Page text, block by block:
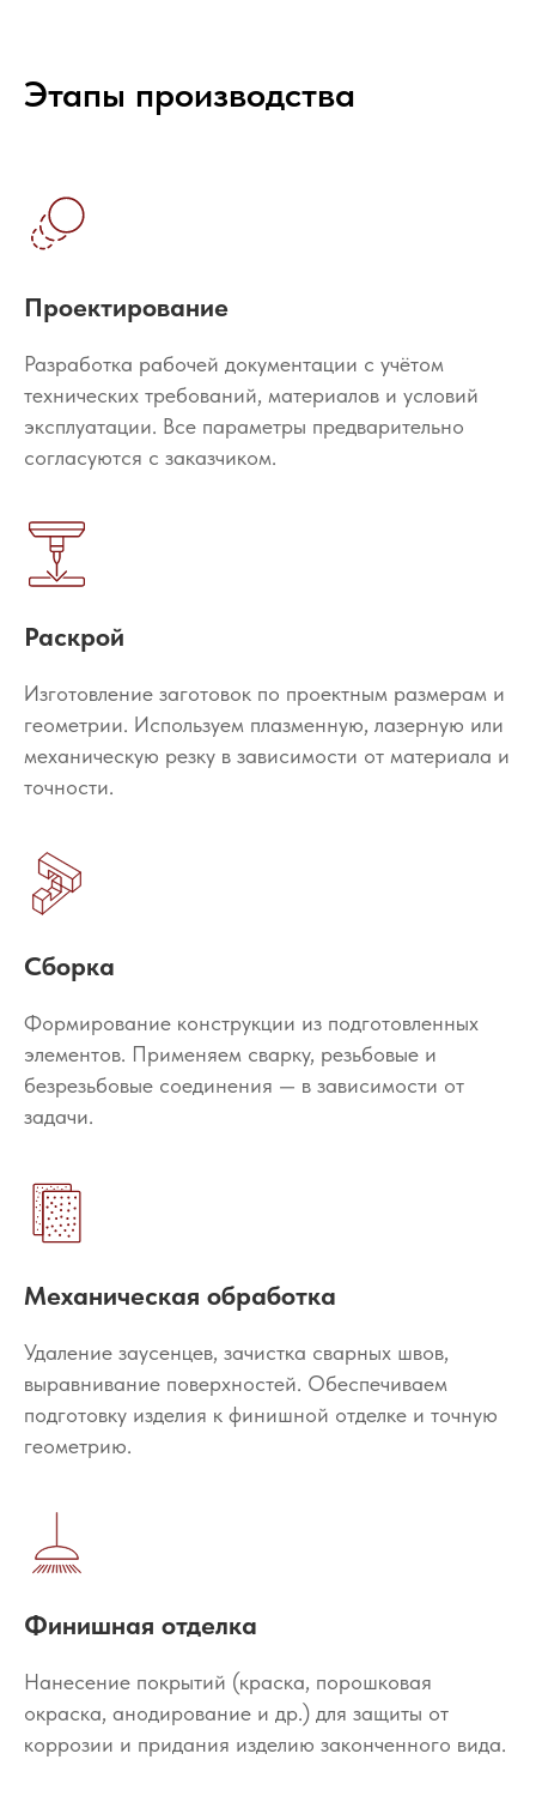
Этапы производства
Проектирование
Разработка рабочей документации с учётом
технических требований, материалов и условий
эксплуатации. Все параметры предварительно
согласуются с заказчиком.
Раскрой
Изготовление заготовок по проектным размерам и
геометрии. Используем плазменную, лазерную или
механическую резку в зависимости от материала и
точности.
Сборка
Формирование конструкции из подготовленных
элементов. Применяем сварку, резьбовые и
безрезьбовые соединения — в зависимости от
задачи.
Механическая обработка
Удаление заусенцев, зачистка сварных швов,
выравнивание поверхностей. Обеспечиваем
подготовку изделия к финишной отделке и точную
геометрию.
Финишная отделка
Нанесение покрытий (краска, порошковая
окраска, анодирование и др.) для защиты от
коррозии и придания изделию законченного вида.